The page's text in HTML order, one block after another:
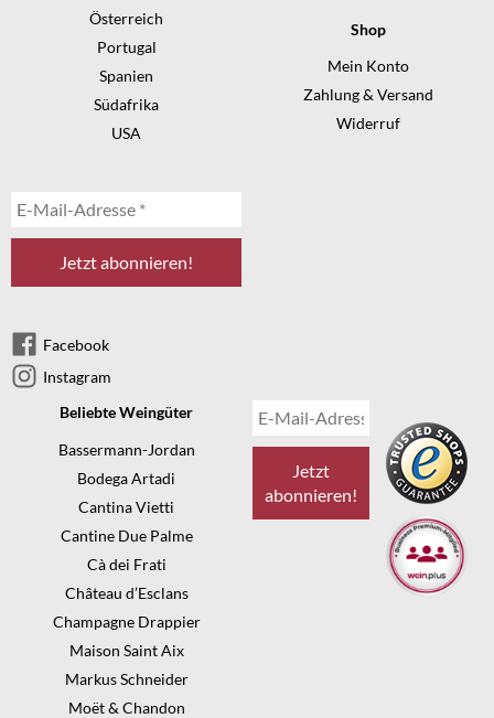
Österreich
Portugal
Spanien
Südafrika
USA
Facebook
Instagram
Shop
Mein Konto
Zahlung & Versand
Widerruf
Beliebte Weingüter
Bassermann-Jordan
Bodega Artadi
Cantina Vietti
Cantine Due Palme
Cà dei Frati
Château d’Esclans
Champagne Drappier
Maison Saint Aix
Markus Schneider
Moët & Chandon